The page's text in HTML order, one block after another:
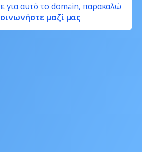
για αυτό το domain, παρακαλώ
μαζί μας